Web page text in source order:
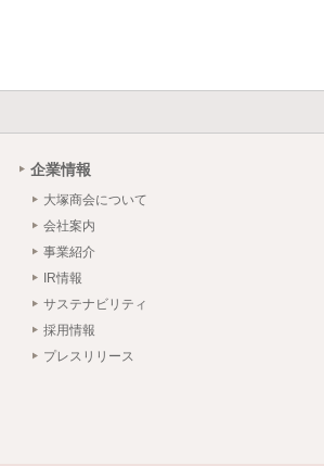
企業情報
大塚商会について
会社案内
事業紹介
IR情報
サステナビリティ
採用情報
プレスリリース